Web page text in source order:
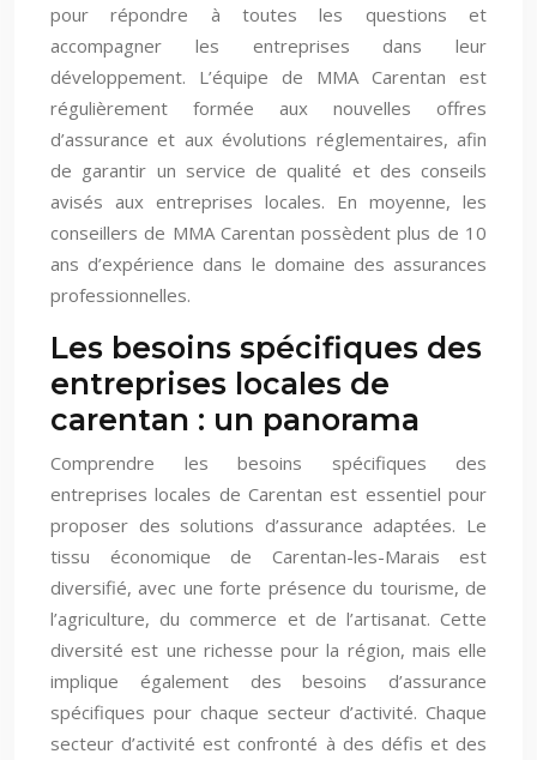
pour répondre à toutes les questions et
accompagner les entreprises dans leur
développement. L’équipe de MMA Carentan est
régulièrement formée aux nouvelles offres
d’assurance et aux évolutions réglementaires, afin
de garantir un service de qualité et des conseils
avisés aux entreprises locales. En moyenne, les
conseillers de MMA Carentan possèdent plus de 10
ans d’expérience dans le domaine des assurances
professionnelles.
Les besoins spécifiques des
entreprises locales de
carentan : un panorama
Comprendre les besoins spécifiques des
entreprises locales de Carentan est essentiel pour
proposer des solutions d’assurance adaptées. Le
tissu économique de Carentan-les-Marais est
diversifié, avec une forte présence du tourisme, de
l’agriculture, du commerce et de l’artisanat. Cette
diversité est une richesse pour la région, mais elle
implique également des besoins d’assurance
spécifiques pour chaque secteur d’activité. Chaque
secteur d’activité est confronté à des défis et des